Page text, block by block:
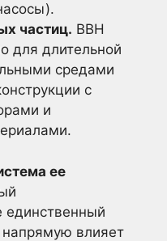
частиц. ВВН
для длительной
средами
с
и
ее
единственный
напрямую влияет